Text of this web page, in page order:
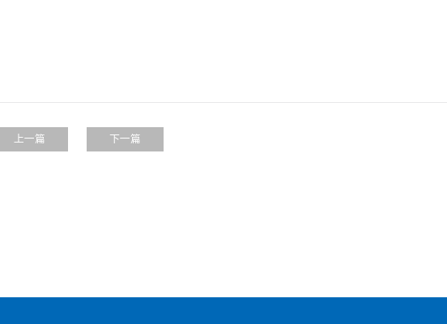
上一篇 下一篇